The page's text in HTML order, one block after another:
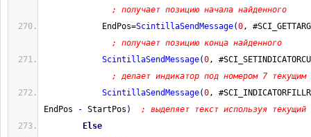
; получает позицию начала найденного
EndPos=ScintillaSendMessage(0,
; получает позицию конца найденного
ScintillaSendMessage(0,
; делает индикатор под номером 7 текущим
ScintillaSendMessage(0,
EndPos
- StartPos )
; выделяет текст используя текущий
Else